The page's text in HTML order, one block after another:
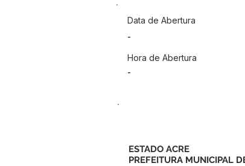
Data de Abertura
-
Hora de Abertura
-
ESTADO ACRE
PREFEITURA MUNICIPAL